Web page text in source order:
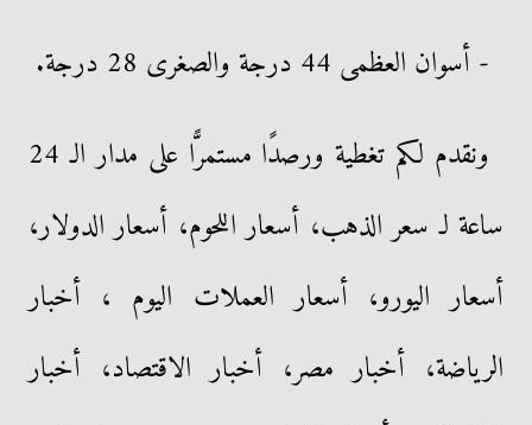
- أسوان العظمى 44 درجة والصغرى 28 درجة.
ونقدم لكم تغطية ورصدًا مستمرًّا على مدار الـ 24
ساعة لـ سعر الذهب، أسعار اللحوم، أسعار الدولار،
أسعار اليورو، أسعار العملات اليوم ، أخبار
الرياضة، أخبار مصر، أخبار الاقتصاد، أخبار